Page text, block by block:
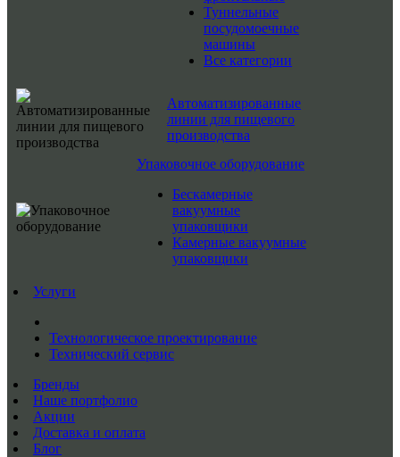
Туннельные
посудомоечные
машины
Все категории
Автоматизированные
линии для пищевого
производства
Упаковочное оборудование
Бескамерные
вакуумные
упаковщики
Камерные вакуумные
упаковщики
Услуги
Технологическое проектирование
Технический сервис
Бренды
Наше портфолио
Акции
Доставка и оплата
Блог